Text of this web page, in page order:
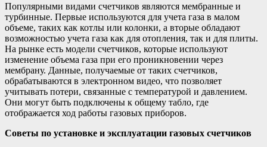
Популярными видами счетчиков являются мембранные и
турбинные. Первые используются для учета газа в малом
объеме, таких как котлы или колонки, а вторые обладают
возможностью учета газа как для отопления, так и для плиты.
На рынке есть модели счетчиков, которые используют
изменение объема газа при его проникновении через
мембрану. Данные, получаемые от таких счетчиков,
обрабатываются в электронном видео, что позволяет
учитывать потери, связанные с температурой и давлением.
Они могут быть подключены к общему табло, где
отображается ход работы газовых приборов.
Советы по установке и эксплуатации газовых счетчиков